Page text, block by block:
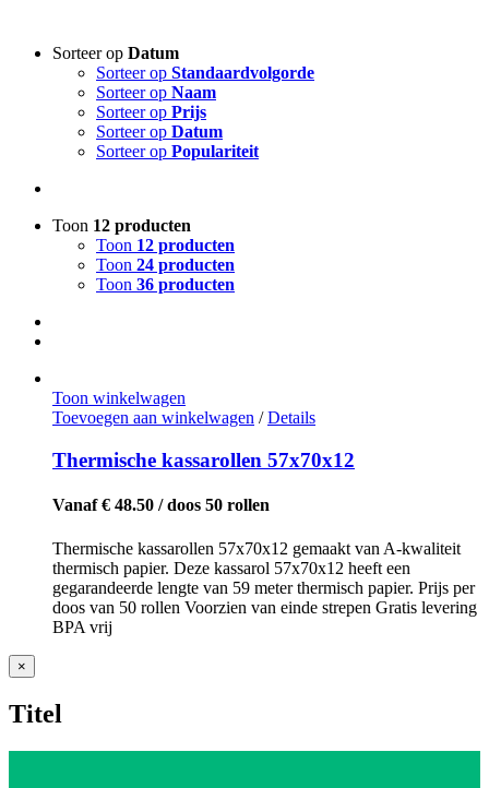
Sorteer op Datum
Sorteer op Standaardvolgorde
Sorteer op Naam
Sorteer op Prijs
Sorteer op Datum
Sorteer op Populariteit
Toon 12 producten
Toon 12 producten
Toon 24 producten
Toon 36 producten
Toon winkelwagen
Toevoegen aan winkelwagen / Details
Thermische kassarollen 57x70x12
Vanaf € 48.50 / doos 50 rollen
Thermische kassarollen 57x70x12 gemaakt van A-kwaliteit
thermisch papier. Deze kassarol 57x70x12 heeft een
gegarandeerde lengte van 59 meter thermisch papier. Prijs per
doos van 50 rollen Voorzien van einde strepen Gratis levering
BPA vrij
Close
product
view
×
Titel